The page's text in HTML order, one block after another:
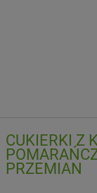
CUKIERKI Z
PRZEMIAN